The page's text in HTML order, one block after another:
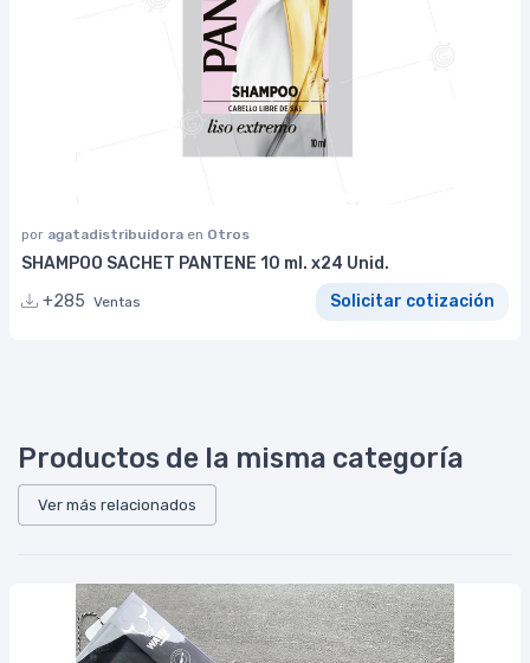
por agatadistribuidora en Otros
SHAMPOO SACHET PANTENE 10 ml. x24 Unid.
+285 Ventas Solicitar cotización
Productos de la misma categoría
Ver más relacionados